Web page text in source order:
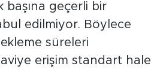
başına geçerli bir
edilmiyor. Böylece
süreleri
erişim standart hale